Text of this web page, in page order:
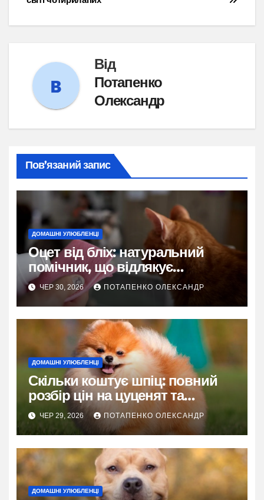
Від
Потапенко
Олександр
Пов’язаний запис
ДОМАШНІ УЛЮБЛЕНЦІ
Оцет від бліх: натуральний
помічник, що відлякує
паразитів, але потребує
розумного підходу
ЧЕР 30, 2026 ПОТАПЕНКО ОЛЕКСАНДР
ДОМАШНІ УЛЮБЛЕНЦІ
Скільки коштує шпіц: повний
розбір цін на цуценят та
утримання
ЧЕР 29, 2026 ПОТАПЕНКО ОЛЕКСАНДР
ДОМАШНІ УЛЮБЛЕНЦІ